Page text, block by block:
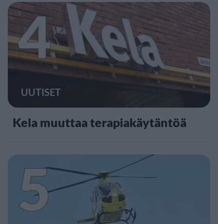
4
UUTISET
Kela muuttaa terapiakäytäntöä
5